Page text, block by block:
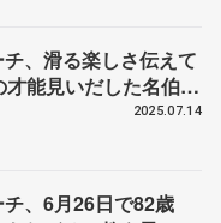
、滑る楽しさ伝えて
能見いだした名伯
スポーツ人の肖像】
2025.07.14
チ、6月26日で82歳